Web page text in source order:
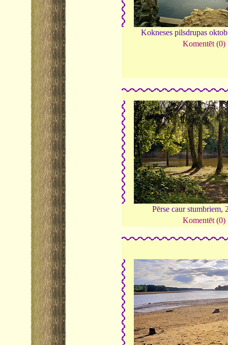
Kokneses pilsdrupas
Komentēt (0)
Pērse caur stumbriem,
Komentēt (0)